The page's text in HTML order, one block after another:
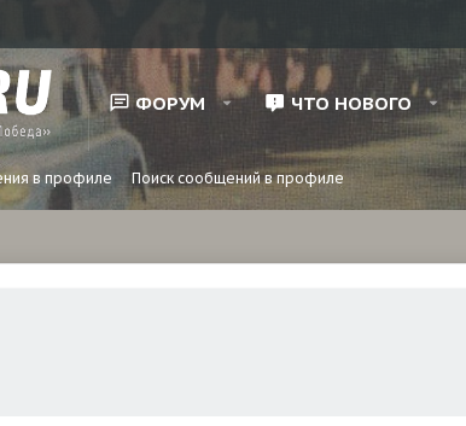
ФОРУМ ЧТО НОВОГО
в профиле Поиск сообщений в профиле